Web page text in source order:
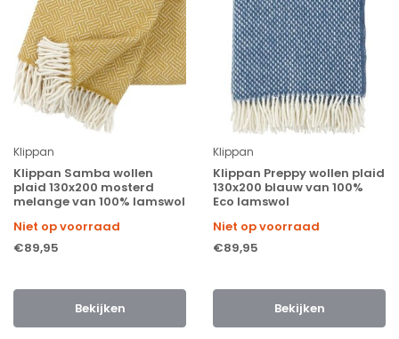
Klippan
Klippan Samba wollen
plaid 130x200 mosterd
melange van 100% lamswol
Niet op voorraad
€89,95
Bekijken
Klippan
Klippan Preppy wollen plaid
130x200 blauw van 100%
Eco lamswol
Niet op voorraad
€89,95
Bekijken